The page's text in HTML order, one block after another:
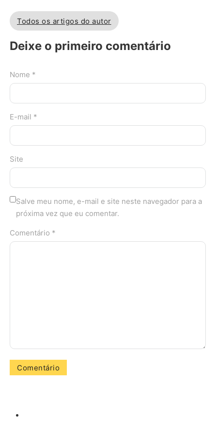
Todos os artigos do autor
Deixe o primeiro comentário
Nome *
E-mail *
Site
Salve meu nome, e-mail e site neste navegador para a
próxima vez que eu comentar.
Comentário *